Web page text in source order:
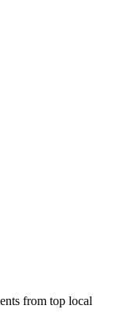
from top local